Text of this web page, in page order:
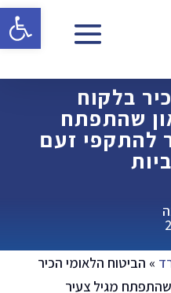
בלקוח
שהתפתח
להתקפי זעם
» הביטוח הלאומי הכיר
מגיל צעיר